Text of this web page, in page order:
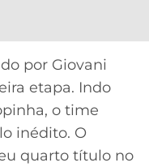
por Giovani
etapa. Indo
o time
inédito. O
quarto título no